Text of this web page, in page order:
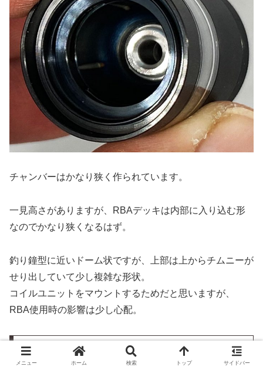
チャンバーはかなり狭く作られています。
一見高さがありますが、RBAデッキは内部に入り込む形
なのでかなり狭くなるはず。
釣り鐘型に近いドーム状ですが、上部は上からチムニーが
せり出していて少し複雑な形状。
コイルユニットをマウントするためだと思いますが、
RBA使用時の影響は少し心配。
デッキ
メニュー ホーム 検索 トップ サイドバー